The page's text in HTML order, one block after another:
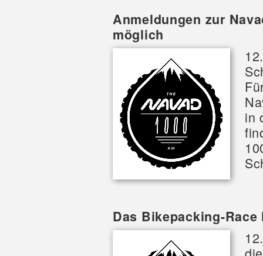
Anmeldungen zur
möglich
in
Das Bikepacking-Race